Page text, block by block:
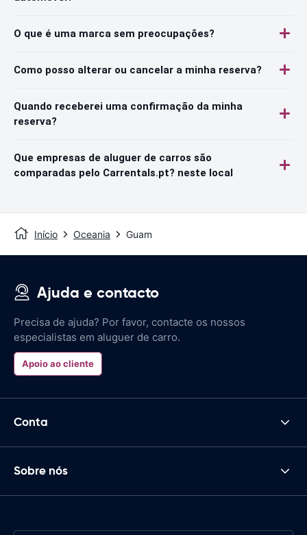
O que é uma marca sem preocupações?
Como posso alterar ou cancelar a minha reserva?
Quando receberei uma confirmação da minha
reserva?
Que empresas de aluguer de carros são
comparadas pelo Carrentals.pt? neste local
Início Oceania Guam
Ajuda e contacto
Precisa de ajuda? Por favor, contacte os nossos
especialistas em aluguer de carro.
Apoio ao cliente
Conta
Sobre nós